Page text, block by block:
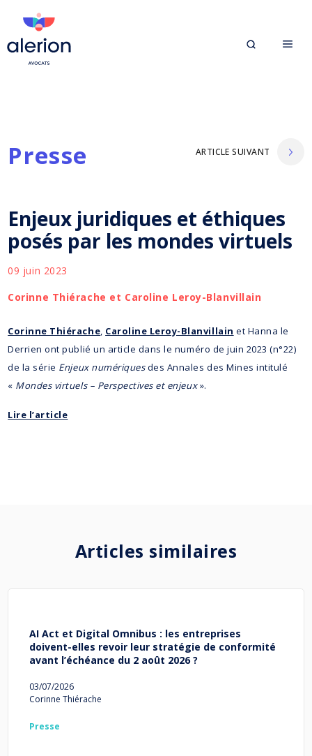
Presse ARTICLE SUIVANT
Enjeux juridiques et éthiques
posés par les mondes virtuels
09 juin 2023
Corinne Thiérache et Caroline Leroy-Blanvillain
Corinne Thiérache Caroline Leroy-Blanvillain et Hanna le
Derrien ont publié un article dans le numéro de juin 2023 (n°22)
de la série Enjeux numériquesdes Annales des Mines intitulé
« Mondes virtuels – Perspectives et enjeux».
Lire l’article
Articles similaires
AI Act et Digital Omnibus : les entreprises
doivent-elles revoir leur stratégie de conformité
avant l’échéance du 2 août 2026 ?
03/07/2026
Corinne Thiérache
Presse